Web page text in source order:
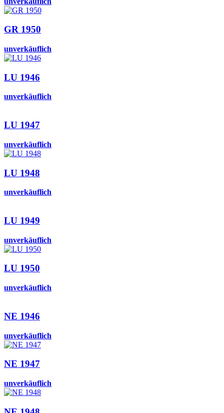
GR 1950
unverkäuflich
LU 1946
unverkäuflich
LU 1947
unverkäuflich
LU 1948
unverkäuflich
LU 1949
unverkäuflich
LU 1950
unverkäuflich
NE 1946
unverkäuflich
NE 1947
unverkäuflich